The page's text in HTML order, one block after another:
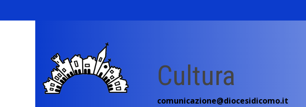
Cultura
comunicazione@diocesidicomo.it